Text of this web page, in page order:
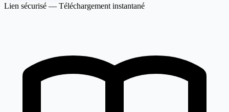
Lien sécurisé — Téléchargement instantané